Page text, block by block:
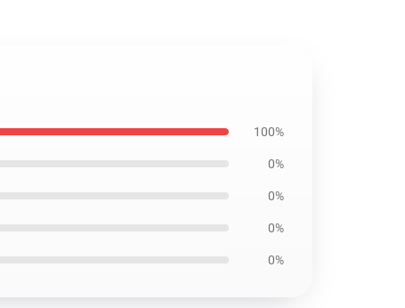
100%
0%
0%
0%
0%